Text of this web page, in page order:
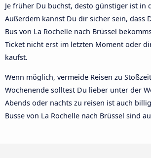
Je früher Du buchst, desto günstiger ist in
Außerdem kannst Du dir sicher sein, dass
Bus von La Rochelle nach Brüssel
Ticket nicht erst im letzten Moment oder
kaufst.
Wenn möglich, vermeide Reisen zu
Wochenende solltest Du lieber unter der
Abends oder nachts zu reisen ist auch
Busse von La Rochelle nach Brüssel sind